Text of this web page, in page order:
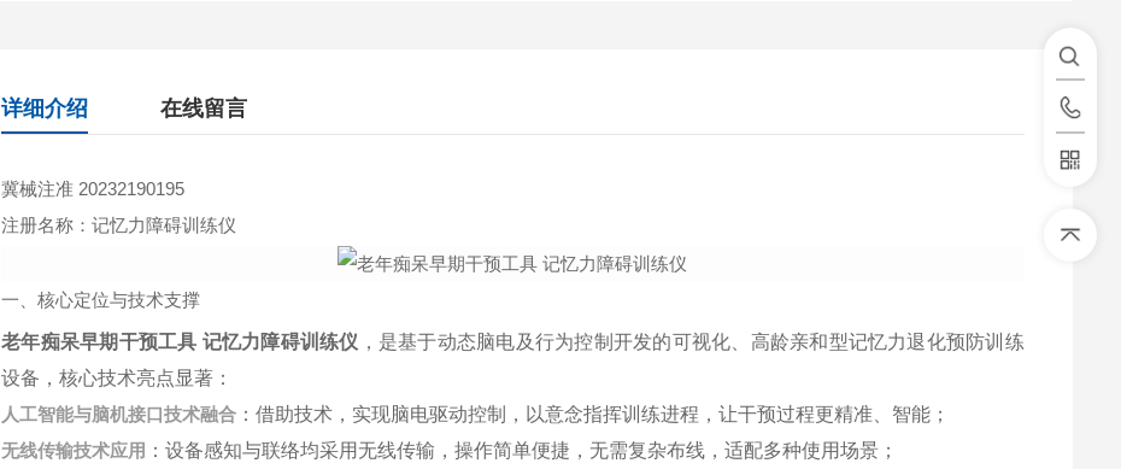
详细介绍 在线留言
冀械注准 20232190195
注册名称：记忆力障碍训练仪
一、核心定位与技术支撑
老年痴呆早期干预工具 记忆力障碍训练仪 ，是基于动态脑电及行为控制开发的可视化、高龄亲和型记忆力退化预防训练
设备，核心技术亮点显著：
人工智能与脑机接口技术融合 ：借助技术，实现脑电驱动控制，以意念指挥训练进程，让干预过程更精准、智能；
无线传输技术应用 ：设备感知与联络均采用无线传输，操作简单便捷，无需复杂布线，适配多种使用场景；